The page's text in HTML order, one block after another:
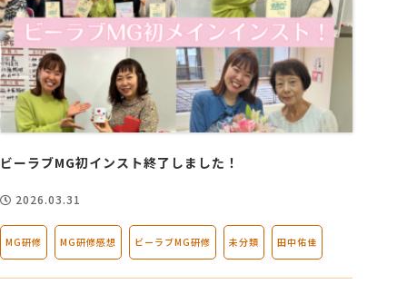
ビーラブMG初インスト終了しました！
2026.03.31
MG研修 MG研修感想 ビーラブMG研修 未分類 田中佑佳